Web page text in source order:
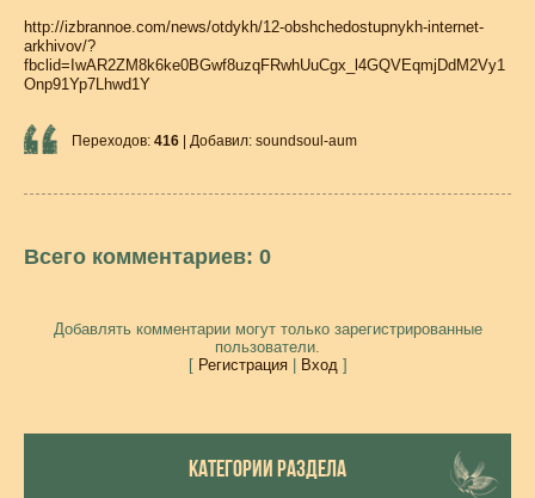
http://izbrannoe.com/news/otdykh/12-obshchedostupnykh-internet-
arkhivov/?
fbclid=IwAR2ZM8k6ke0BGwf8uzqFRwhUuCgx_l4GQVEqmjDdM2Vy1
Onp91Yp7Lhwd1Y
Переходов: 416 Добавил: soundsoul-aum
Всего комментариев: 0
Добавлять комментарии могут только зарегистрированные
пользователи.
[ Регистрация| Вход]
КАТЕГОРИИ РАЗДЕЛА